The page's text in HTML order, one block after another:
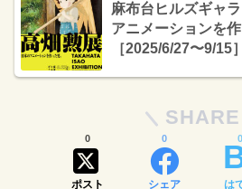
麻布台ヒルズギャ
アニメーションを作
［2025/6/27〜9/15］
SHARE
ポスト
0
シェア
0
は
0